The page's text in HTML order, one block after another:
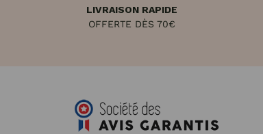
LIVRAISON RAPIDE
OFFERTE DÈS 70€